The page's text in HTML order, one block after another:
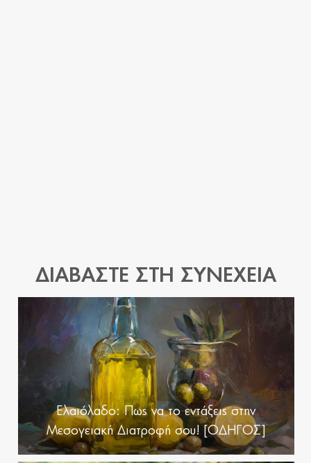
ΔΙΑΒΑΣΤΕ ΣΤΗ ΣΥΝΕΧΕΙΑ
Ελαιόλαδο: Πως να το εντάξεις στην
Μεσογειακή Διατροφή σου! [ΟΔΗΓΟΣ]